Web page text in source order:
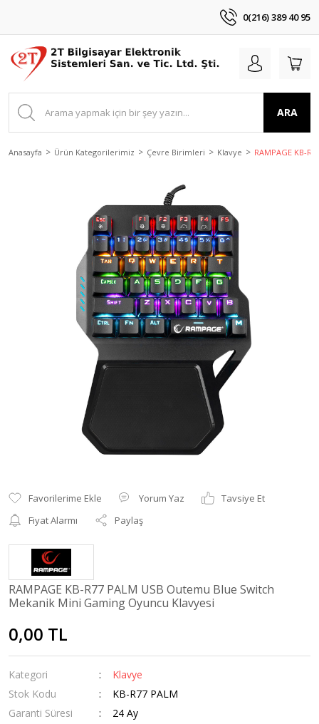
0(216) 389 40 95
ARA
Anasayfa Ürün Kategorilerimiz Çevre Birimleri Klavye RAMPAGE KB-
Yorum Yaz
Tavsiye Et
Fiyat Alarmı
Paylaş
RAMPAGE KB-R77 PALM USB Outemu Blue Switch
Mekanik Mini Gaming Oyuncu Klavyesi
0,00 TL
Kategori
Klavye
Stok Kodu
KB-R77 PALM
Garanti Süresi
24 Ay